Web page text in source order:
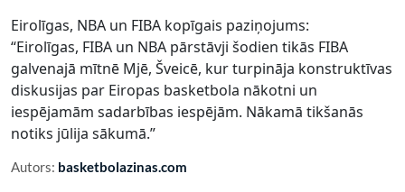
Eirolīgas, NBA un FIBA kopīgais paziņojums:
“Eirolīgas, FIBA un NBA pārstāvji šodien tikās FIBA
galvenajā mītnē Mjē, Šveicē, kur turpināja konstruktīvas
diskusijas par Eiropas basketbola nākotni un
iespējamām sadarbības iespējām. Nākamā tikšanās
notiks jūlija sākumā.”
Autors: basketbolazinas.com